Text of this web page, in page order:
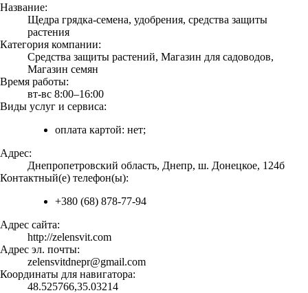
Название:
Щедра грядка-семена, удобрения, средства защиты
растения
Категория компании:
Средства защиты растений, Магазин для садоводов,
Магазин семян
Время работы:
вт-вс 8:00–16:00
Виды услуг и сервиса:
оплата картой: нет;
Адрес:
Днепропетровский область, Днепр, ш. Донецкое, 124б
Контактный(е) телефон(ы):
+380 (68) 878-77-94
Адрес сайта:
http://zelensvit.com
Адрес эл. почты:
zelensvitdnepr@gmail.com
Координаты для навигатора:
48.525766,35.03214